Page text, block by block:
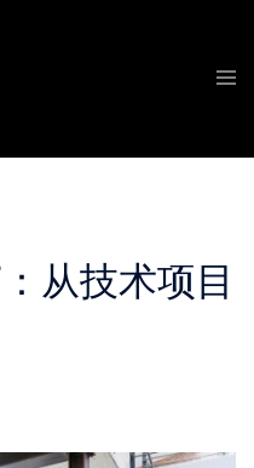
从技术项目